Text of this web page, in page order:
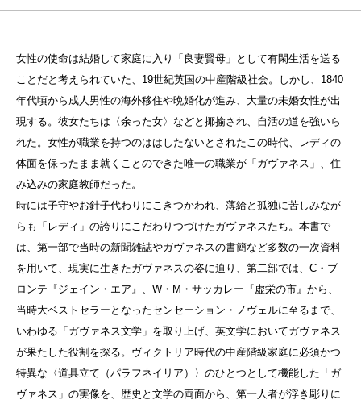
女性の使命は結婚して家庭に入り「良妻賢母」として有閑生活を送る
ことだと考えられていた、19世紀英国の中産階級社会。しかし、1840
年代頃から成人男性の海外移住や晩婚化が進み、大量の未婚女性が出
現する。彼女たちは〈余った女〉などと揶揄され、自活の道を強いら
れた。女性が職業を持つのははしたないとされたこの時代、レディの
体面を保ったまま就くことのできた唯一の職業が「ガヴァネス」、住
み込みの家庭教師だった。
時には子守やお針子代わりにこきつかわれ、薄給と孤独に苦しみなが
らも「レディ」の誇りにこだわりつづけたガヴァネスたち。本書で
は、第一部で当時の新聞雑誌やガヴァネスの書簡など多数の一次資料
を用いて、現実に生きたガヴァネスの姿に迫り、第二部では、C・ブ
ロンテ『ジェイン・エア』、W・M・サッカレー『虚栄の市』から、
当時大ベストセラーとなったセンセーション・ノヴェルに至るまで、
いわゆる「ガヴァネス文学」を取り上げ、英文学においてガヴァネス
が果たした役割を探る。ヴィクトリア時代の中産階級家庭に必須かつ
特異な〈道具立て（パラフネイリア）〉のひとつとして機能した「ガ
ヴァネス」の実像を、歴史と文学の両面から、第一人者が浮き彫りに